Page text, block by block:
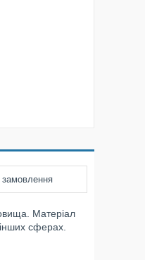
замовлення
Матеріал
сферах.